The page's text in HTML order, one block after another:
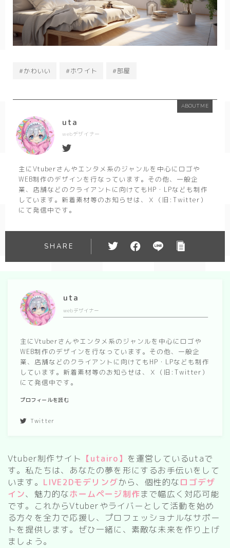
#かわいい #ホワイト #部屋
ABOUT ME
uta
webデザイナー
主にVtuberさんやエンタメ系のジャンルを中心にロゴや
WEB制作のデザインを行なっています。その他、一般企
業、店舗などのクライアントに向けてもHP・LPなども制作
しています。新着素材等のお知らせは、Ｘ（旧:Twitter）
にて発信中です。
SHARE
uta
webデザイナー
主にVtuberさんやエンタメ系のジャンルを中心にロゴや
WEB制作のデザインを行なっています。その他、一般企
業、店舗などのクライアントに向けてもHP・LPなども制作
しています。新着素材等のお知らせは、Ｘ（旧:Twitter）
にて発信中です。
プロフィールを読む
Twitter
Vtuber制作サイト 【utairo】 を運営しているutaで
す。私たちは、あなたの夢を形にするお手伝いをして
います。 LIVE2Dモデリングから、個性的なロゴデザ
イン、魅力的なホームページ制作まで幅広く対応可能
です。これからVtuberやライバーとして活動を始め
る方々を全力で応援し、プロフェッショナルなサポー
トを提供します。ぜひ一緒に、素敵な未来を作り上げ
ましょう。